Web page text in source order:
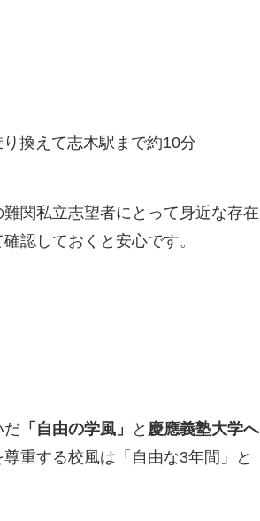
換えて志木駅まで約10分
関私立志望者にとって身近な存在
認しておくと安心です。
だ 「自由の学風」 と 慶應義塾大学へ
重する校風は「自由な3年間」と